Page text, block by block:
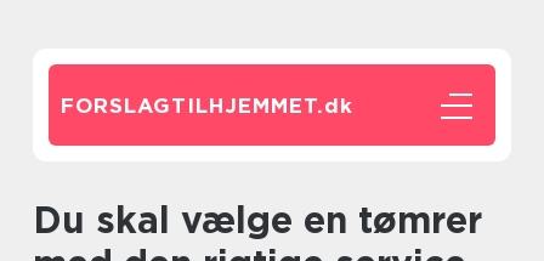
FORSLAGTILHJEMMET.dk
Du skal vælge en tømrer